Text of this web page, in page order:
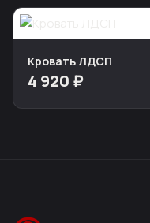
Кровать ЛДСП
4 920 ₽